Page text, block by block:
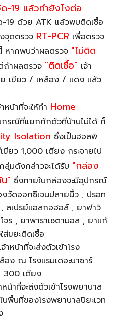
-19 แล้วทำยังไงต่อ
-19 ด้วย ATK แล้วพบติดเชื้อ
จุดตรวจ RT-PCR เพื่อตรวจ
หากพบว่าผลตรวจ "ไม่ติด
ถ้าผลตรวจ "ติดเชื้อ" เจ้า
ย เขียว / เหลือง / แดง แล้ว
น้าที่จะให้ทำ Home
กรณีที่แยกกักตัวที่บ้านไม่ได้ ก็
Isolation ซึ่งเป็นฮอสพิ
ขียว 1,000 เตียง กระจายไป
ลุ่มดังกล่าวจะได้รับ "กล่อง
" ซึ่งภายในกล่องจะมีอุปกรณ์
งวัดออกซิเจนปลายนิ้ว , ปรอท
สเปรย์แอลกอฮอล์ , ยาฟาวิ
จร , ยาพาราเซตามอล , ยาแก้
ขยะติดเชื้อ
หน้าที่จะส่งตัวเข้าโรง
ง ณ โรงแรมเดอะบาซาร์
300 เตียง
น้าที่จะส่งตัวเข้าโรงพยาบาล
พื้นที่ของโรงพยาบาลปิยะเวท